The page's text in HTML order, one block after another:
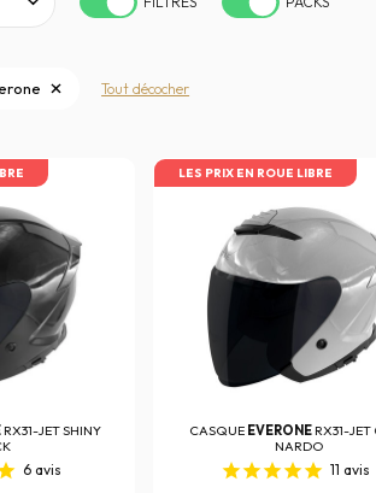
Tout décocher
RX31-JET SHINY
6avis
LES PRIX EN ROUE LIBRE
CASQUE EVERONE RX31-JET
NARDO
11 avis